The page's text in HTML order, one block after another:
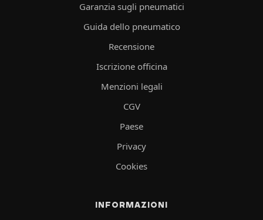
Garanzia sugli pneumatici
Guida dello pneumatico
Recensione
Iscrizione officina
Menzioni legali
CGV
Paese
Privacy
Cookies
INFORMAZIONI